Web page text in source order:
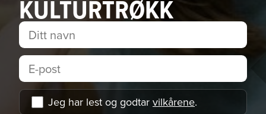
KULTURTRØKK
Jeg har lest og godtar vilkårene.